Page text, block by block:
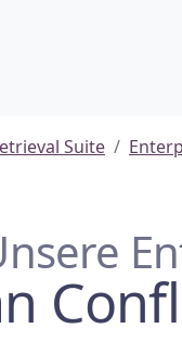
Suite